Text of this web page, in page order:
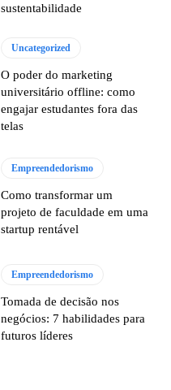
sustentabilidade
Uncategorized
O poder do marketing
universitário offline: como
engajar estudantes fora das
telas
Empreendedorismo
Como transformar um
projeto de faculdade em uma
startup rentável
Empreendedorismo
Tomada de decisão nos
negócios: 7 habilidades para
futuros líderes